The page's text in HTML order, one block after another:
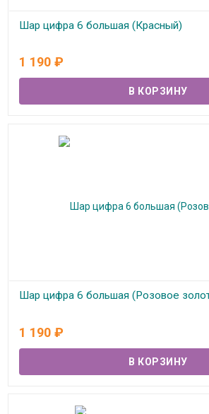
Шар цифра 6 большая (Красный)
1 190 ₽
Шар цифра 6 большая (Розовое
1 190 ₽